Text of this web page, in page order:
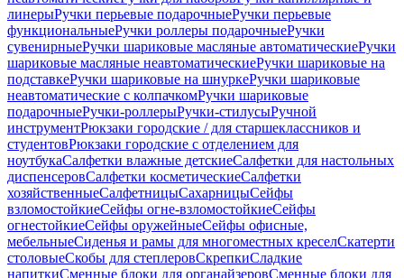
линерыРучки перьевые подарочныеРучки перьевые
функциональныеРучки роллеры подарочныеРучки
сувенирныеРучки шариковые масляные автоматическиеРучки
шариковые масляные неавтоматическиеРучки шариковые на
подставкеРучки шариковые на шнуркеРучки шариковые
неавтоматические с колпачкомРучки шариковые
подарочныеРучки-роллерыРучки-стилусыРучной
инструментРюкзаки городские / для старшеклассников и
студентовРюкзаки городские с отделением для
ноутбукаСалфетки влажные детскиеСалфетки для настольных
диспенсеровСалфетки косметическиеСалфетки
хозяйственныеСалфетницыСахарницыСейфы
взломостойкиеСейфы огне-взломостойкиеСейфы
огнестойкиеСейфы оружейныеСейфы офисные,
мебельныеСиденья и рамы для многоместных креселСкатерти
столовыеСкобы для степлеровСкрепкиСладкие
напиткиСменные блоки для органайзеровСменные блоки для